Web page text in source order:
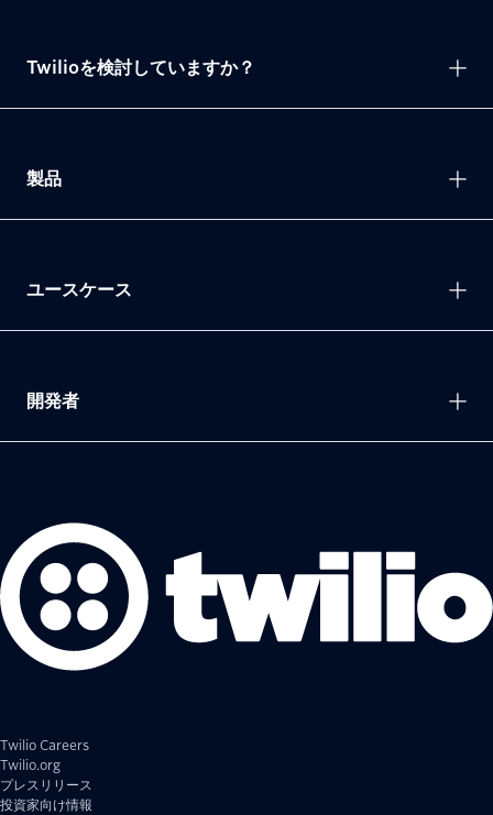
Twilio Careers
Twilio.org
プレスリリース
投資家向け情報
Twilioを検討していますか？
製品
ユースケース
開発者